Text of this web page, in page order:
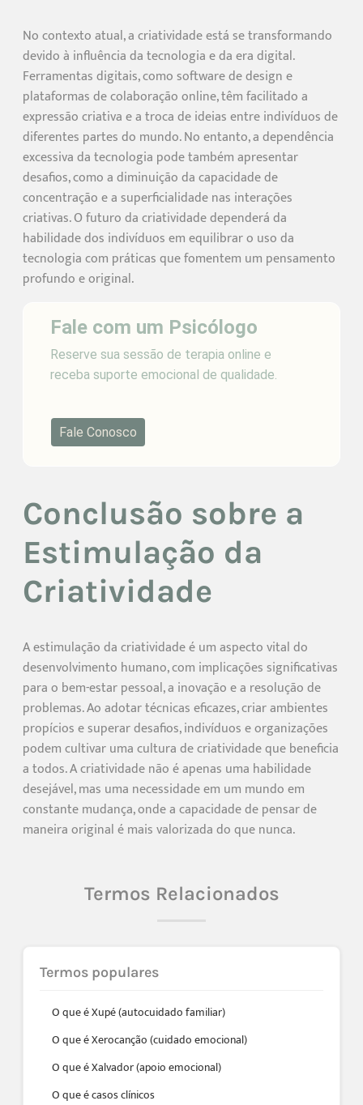
No contexto atual, a criatividade está se transformando
devido à influência da tecnologia e da era digital.
Ferramentas digitais, como software de design e
plataformas de colaboração online, têm facilitado a
expressão criativa e a troca de ideias entre indivíduos de
diferentes partes do mundo. No entanto, a dependência
excessiva da tecnologia pode também apresentar
desafios, como a diminuição da capacidade de
concentração e a superficialidade nas interações
criativas. O futuro da criatividade dependerá da
habilidade dos indivíduos em equilibrar o uso da
tecnologia com práticas que fomentem um pensamento
profundo e original.
Fale com um Psicólogo
Reserve sua sessão de terapia online e
receba suporte emocional de qualidade.
Fale Conosco
Conclusão sobre a
Estimulação da
Criatividade
A estimulação da criatividade é um aspecto vital do
desenvolvimento humano, com implicações significativas
para o bem-estar pessoal, a inovação e a resolução de
problemas. Ao adotar técnicas eficazes, criar ambientes
propícios e superar desafios, indivíduos e organizações
podem cultivar uma cultura de criatividade que beneficia
a todos. A criatividade não é apenas uma habilidade
desejável, mas uma necessidade em um mundo em
constante mudança, onde a capacidade de pensar de
maneira original é mais valorizada do que nunca.
Termos Relacionados
Termos populares
O que é Xupé (autocuidado familiar)
O que é Xerocanção (cuidado emocional)
O que é Xalvador (apoio emocional)
O que é casos clínicos